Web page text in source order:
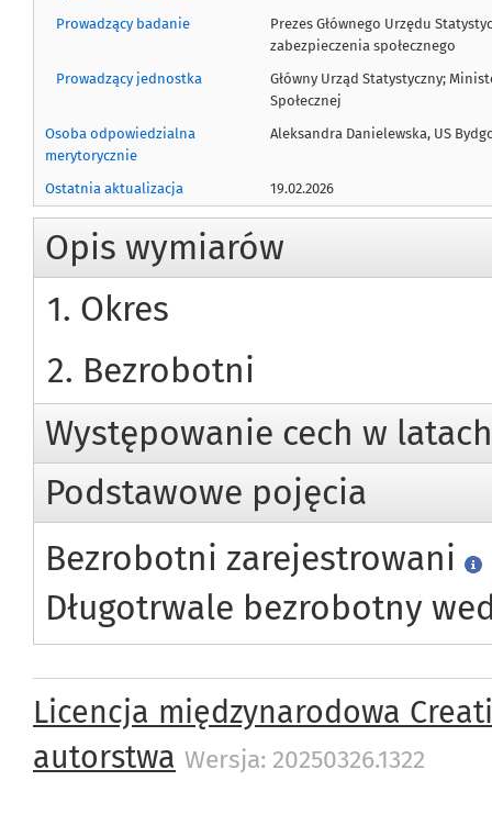
Prowadzący badanie
Prezes Głównego Urzędu
zabezpieczenia społecznego
Prowadzący jednostka
Główny Urząd Statystyczny;
Społecznej
Osoba odpowiedzialna
merytorycznie
Aleksandra Danielewska, US
Ostatnia aktualizacja 19.02.2026
Opis wymiarów
1. Okres
2. Bezrobotni
Występowanie cech w latach
Podstawowe pojęcia
Bezrobotni zarejestrowani
Długotrwale bezrobotny
Licencja międzynarodowa
autorstwa Wersja: 20250326.1322